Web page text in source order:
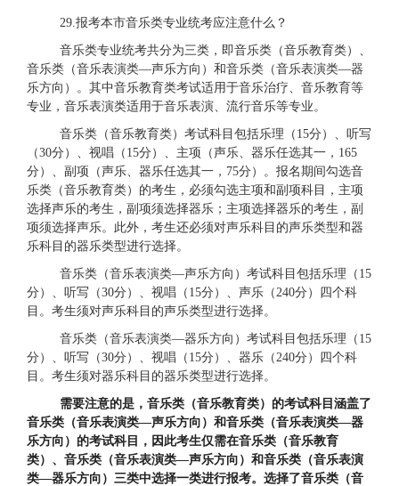
29.报考本市音乐类专业统考应注意什么？
音乐类专业统考共分为三类，即音乐类（音乐教育类）、
音乐类（音乐表演类—声乐方向）和音乐类（音乐表演类—器
乐方向）。其中音乐教育类考试适用于音乐治疗、音乐教育等
专业，音乐表演类适用于音乐表演、流行音乐等专业。
音乐类（音乐教育类）考试科目包括乐理（ 15分）、听写
（30分）、视唱（15分）、主项（声乐、器乐任选其一，165
分）、副项（声乐、器乐任选其一，75分）。报名期间勾选音
乐类（音乐教育类）的考生，必须勾选主项和副项科目，主项
选择声乐的考生，副项须选择器乐；主项选择器乐的考生，副
项须选择声乐。此外，考生还必须对声乐科目的声乐类型和器
乐科目的器乐类型进行选择。
音乐类（音乐表演类—声乐方向）考试科目包括乐理（15
分）、听写（30分）、视唱（15分）、声乐（240分）四个科
目。考生须对声乐科目的声乐类型进行选择。
音乐类（音乐表演类—器乐方向）考试科目包括乐理（15
分）、听写（30分）、视唱（15分）、器乐（240分）四个科
目。考生须对器乐科目的器乐类型进行选择。
需要注意的是，音乐类（音乐教育类）的考试科目涵盖了
音乐类（音乐表演类—声乐方向）和音乐类（音乐表演类—器
乐方向）的考试科目，因此考生仅需在音乐类（音乐教育
类）、音乐类（音乐表演类—声乐方向）和音乐类（音乐表演
类—器乐方向）三类中选择一类进行报考。选择了音乐类（音